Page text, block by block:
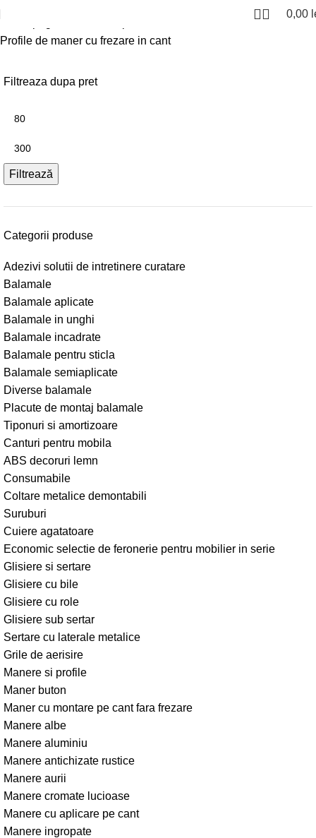
0,00
Profile de maner cu frezare in cant
Filtreaza dupa pret
Filtrează
Categorii produse
Adezivi solutii de intretinere curatare
Balamale
Balamale aplicate
Balamale in unghi
Balamale incadrate
Balamale pentru sticla
Balamale semiaplicate
Diverse balamale
Placute de montaj balamale
Tiponuri si amortizoare
Canturi pentru mobila
ABS decoruri lemn
Consumabile
Coltare metalice demontabili
Suruburi
Cuiere agatatoare
Economic selectie de feronerie pentru mobilier in serie
Glisiere si sertare
Glisiere cu bile
Glisiere cu role
Glisiere sub sertar
Sertare cu laterale metalice
Grile de aerisire
Manere si profile
Maner buton
Maner cu montare pe cant fara frezare
Manere albe
Manere aluminiu
Manere antichizate rustice
Manere aurii
Manere cromate lucioase
Manere cu aplicare pe cant
Manere ingropate